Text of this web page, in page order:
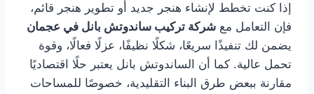
إذا كنت تخطط لإنشاء هنجر جديد أو تطوير هنجر قائم،
فإن التعامل مع شركة تركيب ساندوتش بانل في عجمان
يضمن لك تنفيذًا سريعًا، شكلًا نظيفًا، عزلًا فعالًا، وقوة
تحمل عالية. كما أن الساندوتش بانل يعتبر حلًا اقتصاديًا
مقارنة ببعض طرق البناء التقليدية، خصوصًا للمساحات